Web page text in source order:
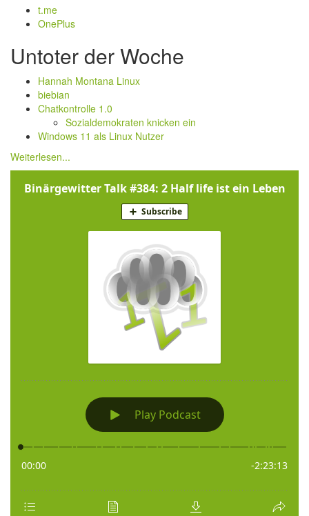
t.me
OnePlus
Untoter der Woche
Hannah Montana Linux
biebian
Chatkontrolle 1.0
Sozialdemokraten knicken ein
Windows 11 als Linux Nutzer
Weiterlesen...